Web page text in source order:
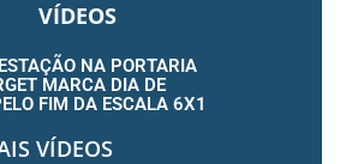
VÍDEOS
NA PORTARIA
MARCA DIA DE
FIM DA ESCALA 6X1
VÍDEOS